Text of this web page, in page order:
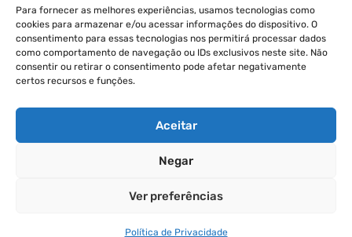
Para fornecer as melhores experiências, usamos tecnologias como
cookies para armazenar e/ou acessar informações do dispositivo. O
consentimento para essas tecnologias nos permitirá processar dados
como comportamento de navegação ou IDs exclusivos neste site. Não
consentir ou retirar o consentimento pode afetar negativamente
certos recursos e funções.
Aceitar
Negar
Ver preferências
Política de Privacidade
Troquei Meu Garmin
Premium Por Um Relógio
De 250 Dólares E Isso Foi O
Que Aconteceu
TENDÊNCIAS TECH
Quatro Câmeras De 50MP:
POLÍTICA DE PRIVACIDADE